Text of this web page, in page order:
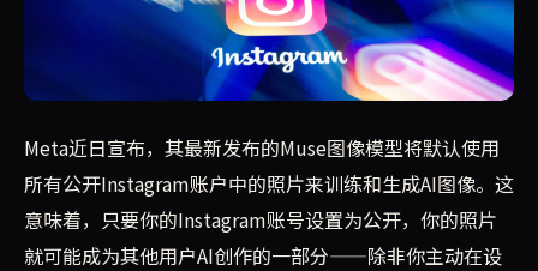
Meta推出Muse图像模型，允许所有公开Instagram账户的
Meta近日宣布，其最新发布的Muse图像模型将默认使用
所有公开Instagram账户中的照片来训练和生成AI图像。这
意味着，只要你的Instagram账号设置为公开，你的照片
就可能成为其他用户AI创作的一部分——除非你主动在设